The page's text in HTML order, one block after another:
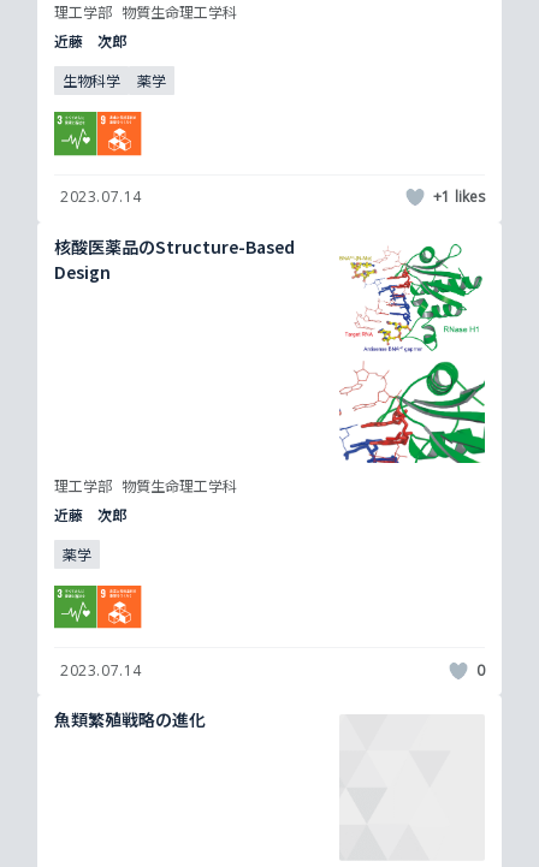
理工学部 物質生命理工学科
近藤 次郎
生物科学
薬学
2023.07.14 +1
核酸医薬品のStructure-Based
Design
理工学部 物質生命理工学科
近藤 次郎
薬学
2023.07.14 0
魚類繁殖戦略の進化